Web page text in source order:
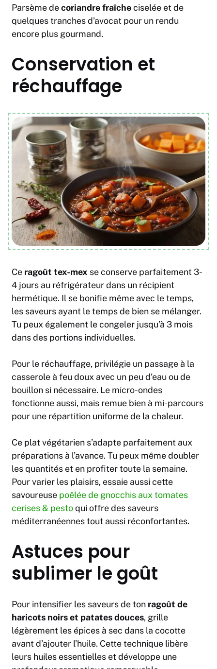
Parsème decoriandre fraîcheciselée et de
quelques tranches d’avocat pour un rendu
encore plus gourmand.
Conservation et
réchauffage
Ce ragoût tex-mex se conserve parfaitement 3-
4 jours au réfrigérateur dans un récipient
hermétique. Il se bonifie même avec le temps,
les saveurs ayant le temps de bien se mélanger.
Tu peux également le congeler jusqu’à 3 mois
dans des portions individuelles.
Pour le réchauffage, privilégie un passage à la
casserole à feu doux avec un peu d’eau ou de
bouillon si nécessaire. Le micro-ondes
fonctionne aussi, mais remue bien à mi-parcours
pour une répartition uniforme de la chaleur.
Ce plat végétarien s’adapte parfaitement aux
préparations à l’avance. Tu peux même doubler
les quantités et en profiter toute la semaine.
Pour varier les plaisirs, essaie aussi cette
savoureuse poêlée de gnocchis aux tomates
cerises & pestoqui offre des saveurs
méditerranéennes tout aussi réconfortantes.
Astuces pour
sublimer le goût
Pour intensifier les saveurs de ton ragoût de
haricots noirs et patates douces, grille
légèrement les épices à sec dans la cocotte
avant d’ajouter l’huile. Cette technique libère
leurs huiles essentielles et développe une